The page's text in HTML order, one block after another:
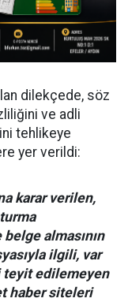
dilekçede, söz
ve adli
tehlikeye
yer verildi:
karar verilen,
almasının
ilgili, var
teyit edilemeyen
haber siteleri